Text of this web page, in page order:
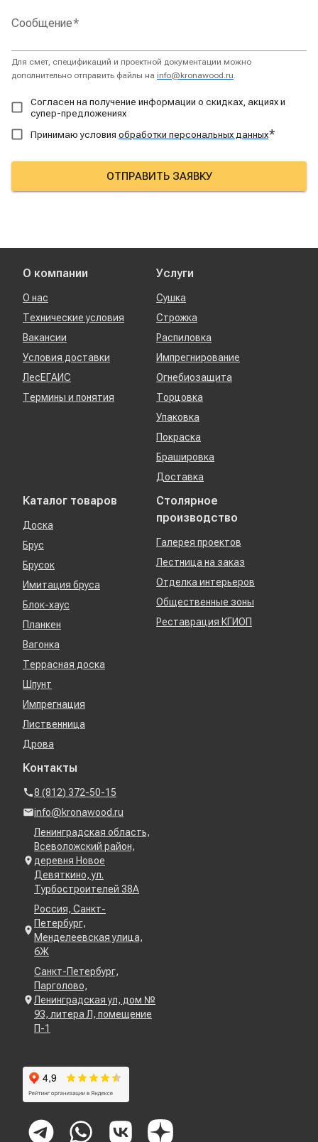
Сообщение*
Для смет, спецификаций и проектной документации можно
дополнительно отправить файлы на info@kronawood.ru.
Согласен на получение информации о скидках, акциях и
супер-предложениях
Принимаю условия обработки персональных данных*
ОТПРАВИТЬ ЗАЯВКУ
О компании
О нас
Технические условия
Вакансии
Условия доставки
ЛесЕГАИС
Термины и понятия
Услуги
Сушка
Строжка
Распиловка
Импрегнирование
Огнебиозащита
Торцовка
Упаковка
Покраска
Брашировка
Доставка
Каталог товаров
Доска
Брус
Брусок
Имитация бруса
Блок-хаус
Планкен
Вагонка
Террасная доска
Шпунт
Импрегнация
Лиственница
Дрова
Столярное
производство
Галерея проектов
Лестница на заказ
Отделка интерьеров
Общественные зоны
Реставрация КГИОП
Контакты
8 (812) 372-50-15
info@kronawood.ru
Ленинградская область,
Всеволожский район,
деревня Новое
Девяткино, ул.
Турбостроителей 38А
Россия, Санкт-
Петербург,
Менделеевская улица,
6Ж
Санкт-Петербург,
Парголово,
Ленинградская ул, дом №
93, литера Л, помещение
П-1